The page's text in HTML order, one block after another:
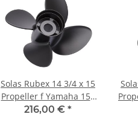
Solas Rubex 14 3/4 x 15
Propeller f Yamaha 150
200 250 300 PS 4 Blatt 15
216,00 € *